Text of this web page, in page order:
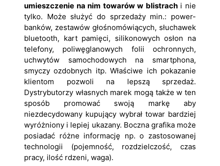
umieszczenie na nim towarów w blistrachi nie
tylko. Może służyć do sprzedaży min.: power-
banków, zestawów głośnomówiących, słuchawek
bluetooth, kart pamięci, silikonowych osłon na
telefony, poliwęglanowych folii ochronnych,
uchwytów samochodowych na smartphona,
smyczy ozdobnych itp. Właściwe ich pokazanie
klientom pozwoli na lepszą sprzedaż.
Dystrybutorzy własnych marek mogą także w ten
sposób promować swoją markę aby
niezdecydowany kupujący wybrał towar bardziej
wyróżniony i lepiej ukazany. Boczna grafika może
posiadać różne informację np. o zastosowanej
technologii (pojemność, rozdzielczość, czas
pracy, ilość rdzeni, waga).